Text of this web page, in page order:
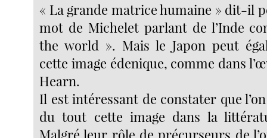
« La grande matrice humaine » dit-il
mot de Michelet parlant de l’Inde
the world ». Mais le Japon peut
cette image édenique, comme dans
Hearn.
Il est intéressant de constater que
du tout cette image dans la